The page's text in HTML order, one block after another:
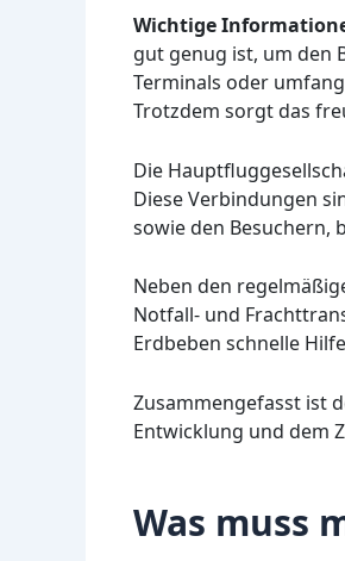
Wichtige
gut genug ist, um den
Terminals oder
Trotzdem sorgt das
Die
Diese Verbindungen
sowie den Besuchern,
Neben den
Notfall- und
Erdbeben schnelle
Zusammengefasst ist
Entwicklung und dem
Was muss